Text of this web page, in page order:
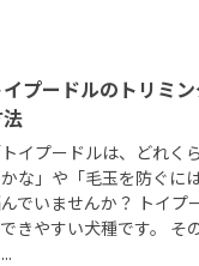
イプードルのトリミ
トイプードルは、どれ
な」や「毛玉を防ぐに
でいませんか？ トイプ
きやすい犬種です。 そ